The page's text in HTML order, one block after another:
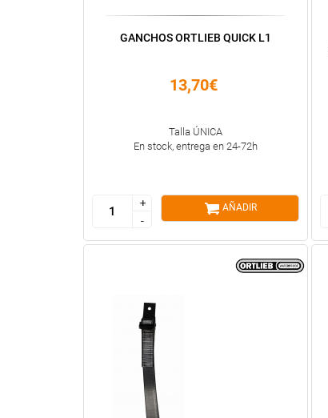
GANCHOS ORTLIEB QUICK L1
13,70€
Talla ÚNICA
En stock, entrega en 24-72h
+
-
+
-
AÑADIR